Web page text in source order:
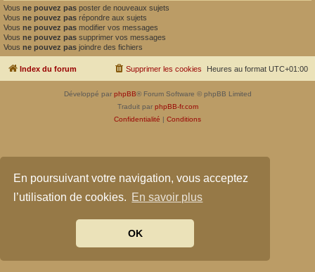
En poursuivant votre navigation, vous acceptez
l’utilisation de cookies. En savoir plus
OK
Vous ne pouvez pas poster de nouveaux sujets
Vous ne pouvez pas répondre aux sujets
Vous ne pouvez pas modifier vos messages
Vous ne pouvez pas supprimer vos messages
Vous ne pouvez pas joindre des fichiers
Index du forum Heures au format UTC+01:00
Supprimer les cookies
Développé par phpBB® Forum Software © phpBB Limited
Traduit par phpBB-fr.com
Confidentialité | Conditions